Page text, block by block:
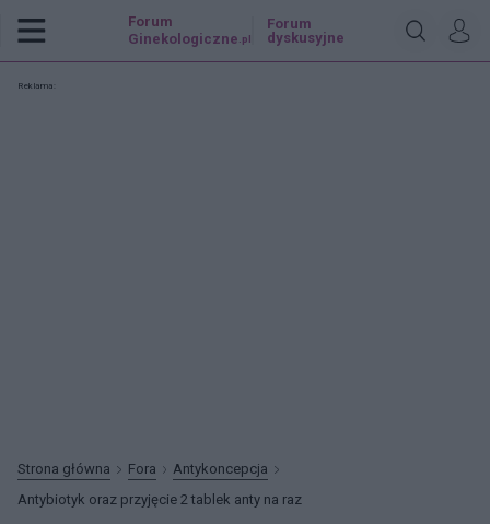
Forum
Ginekologiczne .pl
Forum
dyskusyjne
Reklama:
Strona główna Fora
Antykoncepcja
Antybiotyk oraz przyjęcie 2 tablek anty na raz